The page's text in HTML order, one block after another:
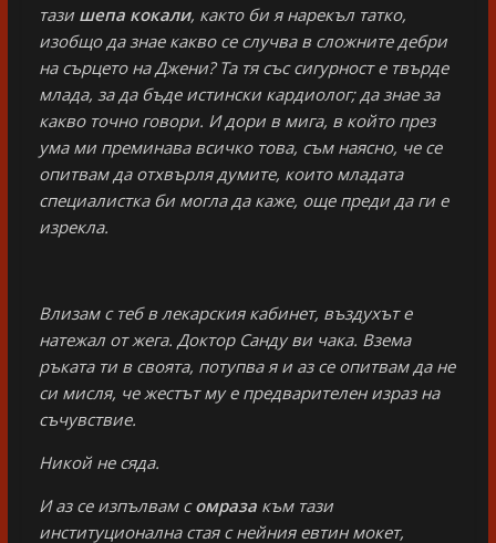
тази шепа кокали, както би я нарекъл татко,
изобщо да знае какво се случва в сложните дебри
на сърцето на Джени? Та тя със сигурност е твърде
млада, за да бъде истински кардиолог; да знае за
какво точно говори. И дори в мига, в който през
ума ми преминава всичко това, съм наясно, че се
опитвам да отхвърля думите, които младата
специалистка би могла да каже, още преди да ги е
изрекла.
Влизам с теб в лекарския кабинет, въздухът е
натежал от жега. Доктор Санду ви чака. Взема
ръката ти в своята, потупва я и аз се опитвам да не
си мисля, че жестът му е предварителен израз на
съчувствие.
Никой не сяда.
И аз се изпълвам сомразакъм тази
институционална стая с нейния евтин мокет,